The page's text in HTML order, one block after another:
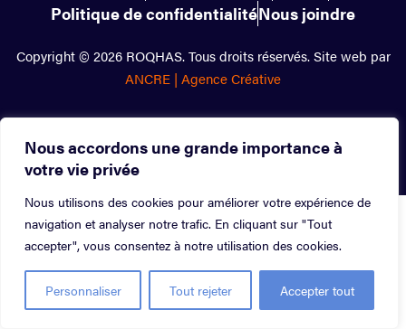
Nous accordons une grande importance à
votre vie privée
Nous utilisons des cookies pour améliorer votre expérience de
navigation et analyser notre trafic. En cliquant sur "Tout
accepter", vous consentez à notre utilisation des cookies.
Personnaliser Tout rejeter Accepter tout
Politique de confidentialitéNous joindre
Copyright © 2026 ROQHAS. Tous droits réservés. Site web par
ANCRE | Agence Créative